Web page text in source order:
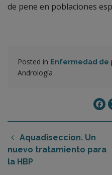
de pene en poblaciones
Posted in Enfermedad de
Andrología
Aquadiseccion. Un
nuevo tratamiento para
la HBP